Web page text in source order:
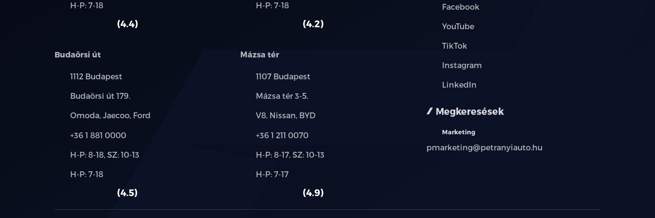
elektromos ülésállítás utasoldal
esőszenzor
ESP (menetstabilizátor)
fedélzeti komputer
használt
Alkatrész,
H-P: 7-18
4.4
használt
Alkatrész,
H-P: 7-18
4.2
Budaörsi út
Település:
1112 Budapest
Cím:
Budaörsi út 179.
Márkák:
Omoda, Jaecoo, Ford
Telefon:
+36 1 881 0000
Új-
használt
H-P: 8-18, SZ: 10-13
Alkatrész,
H-P: 7-18
4.5
Mázsa tér
Település:
1107 Budapest
Cím:
Mázsa tér 3-5.
Márkák:
V8, Nissan, BYD
Telefon:
+36 1 211 0070
Új-
használt
H-P: 8-17, SZ: 10-13
Alkatrész,
H-P: 7-17
4.9
Facebook
YouTube
TikTok
Instagram
LinkedIn
Megkeresések
Marketing
pmarketing@petranyiauto.hu